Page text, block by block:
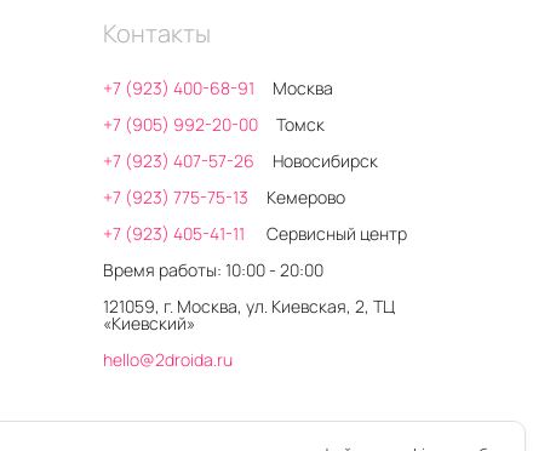
Контакты
+7 (923) 400-68-91
Москва
+7 (905) 992-20-00
Томск
+7 (923) 407-57-26
Новосибирск
+7 (923) 775-75-13
Кемерово
+7 (923) 405-41-11
Сервисный центр
Время работы: 10:00 - 20:00
121059, г. Москва, ул. Киевская, 2, ТЦ
«Киевский»
hello@2droida.ru